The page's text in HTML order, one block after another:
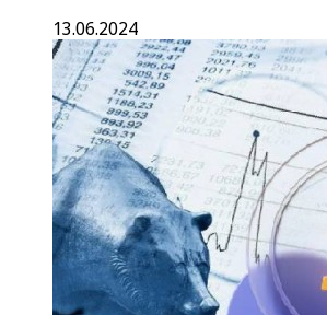
13.06.2024